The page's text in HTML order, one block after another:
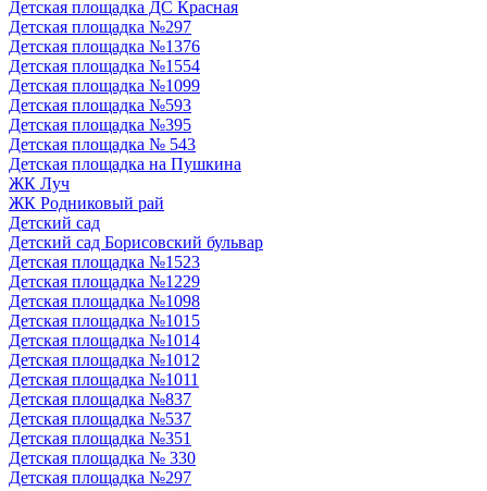
Детская площадка ДС Красная
Детская площадка №297
Детская площадка №1376
Детская площадка №1554
Детская площадка №1099
Детская площадка №593
Детская площадка №395
Детская площадка № 543
Детская площадка на Пушкина
ЖК Луч
ЖК Родниковый рай
Детский сад
Детский сад Борисовский бульвар
Детская площадка №1523
Детская площадка №1229
Детская площадка №1098
Детская площадка №1015
Детская площадка №1014
Детская площадка №1012
Детская площадка №1011
Детская площадка №837
Детская площадка №537
Детская площадка №351
Детская площадка № 330
Детская площадка №297